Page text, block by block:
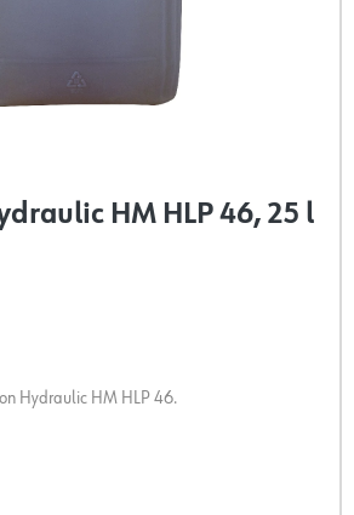
HM HLP 46, 25 l
Hydraulic HM HLP 46.